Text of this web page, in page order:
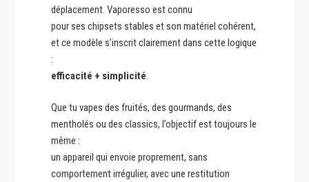
déplacement. Vaporesso est connu
pour ses chipsets stables et son matériel cohérent,
et ce modèle s’inscrit clairement dans cette logique
:
efficacité + simplicité.
Que tu vapes des fruités, des gourmands, des
mentholés ou des classics, l’objectif est toujours le
même :
un appareil qui envoie proprement, sans
comportement irrégulier, avec une restitution